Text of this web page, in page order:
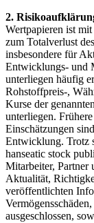
2.
Wertpapieren ist
zum Totalverlust
insbesondere für
Entwicklungs- und
unterliegen häufig
Rohstoffpreis-,
Kurse der
unterliegen.
Einschätzungen
Entwicklung. Trotz
hanseatic stock
Mitarbeiter, Partner
Aktualität,
veröffentlichten
ausgeschlossen,